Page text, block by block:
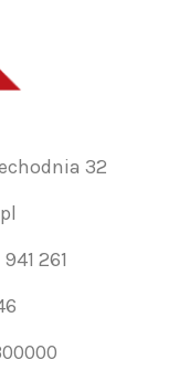
32
261